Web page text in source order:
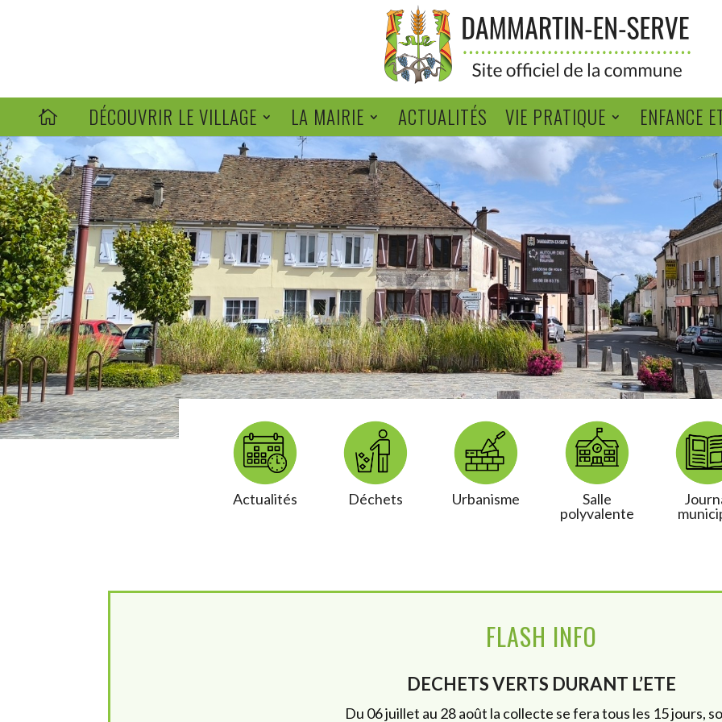
DÉCOUVRIR LE VILLAGE LA MAIRIE ACTUALITÉS VIE PRATIQUE ENFANCE
Actualités Déchets Urbanisme
Salle
polyvalente
FLASH INFO
DECHETS VERTS DURANT L’ETE
Du 06 juillet au 28 août la collecte se fera tous les 15 jours,